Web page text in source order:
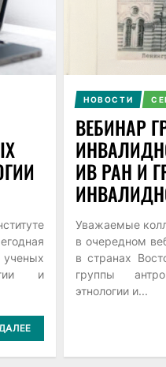
и
НОВОСТИ
ВЕБИНАР
ИВ РАН И
Уважаемые
в очередном
в странах
группы
этнологии и...